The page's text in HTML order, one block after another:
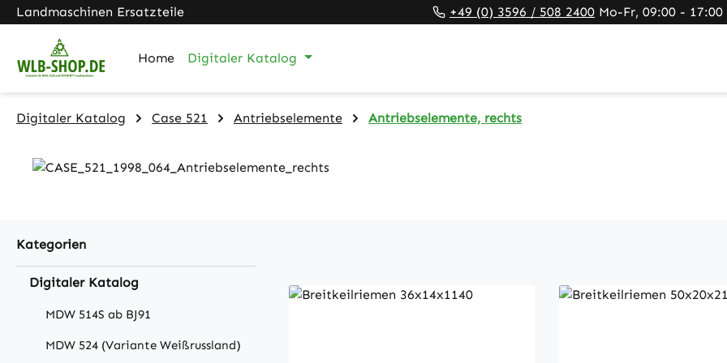
Hauptinhalt springen
Zur Suche springen
Zur Hauptnavigation springen
Landmaschinen Ersatzteile +49 (0) 3596 / 508 2400 Mo-Fr, 09:00 - 17:00
Home Digitaler Katalog
Digitaler Katalog Case 521 Antriebselemente Antriebselemente, rechts
Kategorien
Digitaler Katalog
MDW 514S ab BJ91
MDW 524 (Variante Weißrussland)